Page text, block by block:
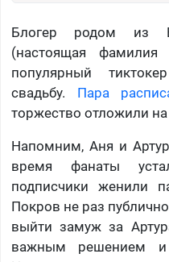
Блогер родом из
(настоящая
популярный
свадьбу. Пара
торжество отложили на
Напомним, Аня и
время фанаты
подписчики женили
Покров не раз
выйти замуж за
важным решением и